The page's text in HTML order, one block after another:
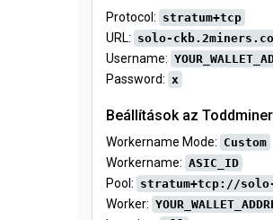
Protocol: stratum+tcp
URL: solo-
Username:
Password: x
Beállítások az
Workername Mode: Custom
Workername: ASIC_ID
Pool: stratum+tcp://solo-
Worker: